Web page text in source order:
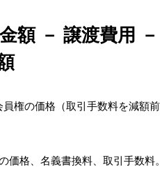
額 － 譲渡費用
権の価格（取引手数料を減額
価格、名義書換料、取引手数